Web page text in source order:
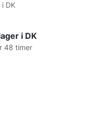
DK
i DK
48 timer